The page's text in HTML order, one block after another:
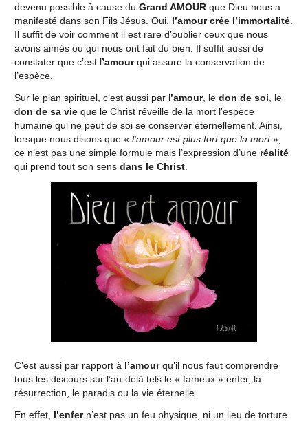
devenu possible à cause du Grand AMOURque Dieu nous a
manifesté dans son Fils Jésus. Oui, l’amour crée l’immortalité.
Il suffit de voir comment il est rare d’oublier ceux que nous
avons aimés ou qui nous ont fait du bien. Il suffit aussi de
constater que c’est l’amourqui assure la conservation de
l’espèce.
Sur le plan spirituel, c’est aussi par l’amour, le don de soi , le
don de sa vieque le Christ réveille de la mort l’espèce
humaine qui ne peut de soi se conserver éternellement. Ainsi,
lorsque nous disons que « l’amour est plus fort que la mort»,
ce n’est pas une simple formule mais l’expression d’une réalité
qui prend tout son sens dans le Christ.
C’est aussi par rapport à l’amourqu’il nous faut comprendre
tous les discours sur l’au-delà tels le « fameux » enfer, la
résurrection, le paradis ou la vie éternelle.
En effet, l’enfer n’est pas un feu physique, ni un lieu de torture